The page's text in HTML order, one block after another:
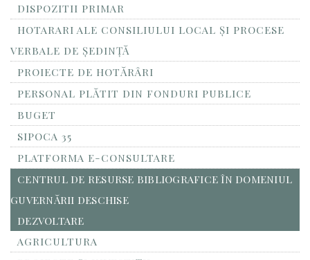
DISPOZITII PRIMAR
HOTARARI ALE CONSILIULUI LOCAL ȘI PROCESE
VERBALE DE ȘEDINȚĂ
PROIECTE DE HOTĂRÂRI
PERSONAL PLĂTIT DIN FONDURI PUBLICE
BUGET
SIPOCA 35
PLATFORMA E-CONSULTARE
CENTRUL DE RESURSE BIBLIOGRAFICE ÎN DOMENIUL
GUVERNĂRII DESCHISE
DEZVOLTARE
AGRICULTURA